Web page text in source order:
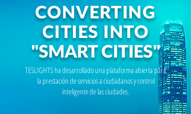
CONVERTING
CITIES INTO
"SMART CITIES"
TESLIGHTS ha desarrollado una plataforma abierta para
la prestación de servicios a ciudadanos y control
inteligente de las ciudades.